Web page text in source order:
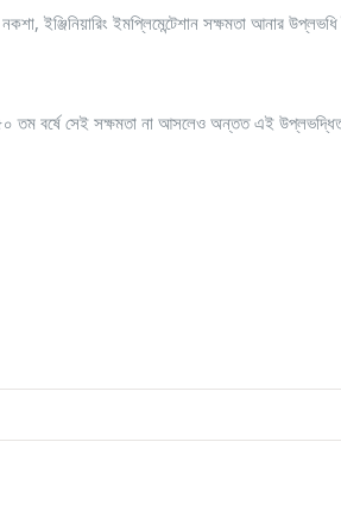
ইঞ্জিনিয়ারিং ইমপ্লিমেন্টেশান সক্ষমতা আনার উপ্লভধি
৫০ তম বর্ষে সেই সক্ষমতা না আসলেও অন্তত এই